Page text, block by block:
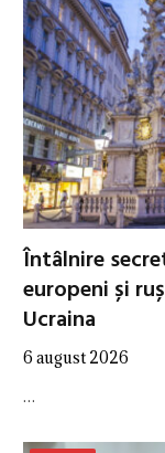
Întâlnire
europeni și
Ucraina
6 august 2026
…